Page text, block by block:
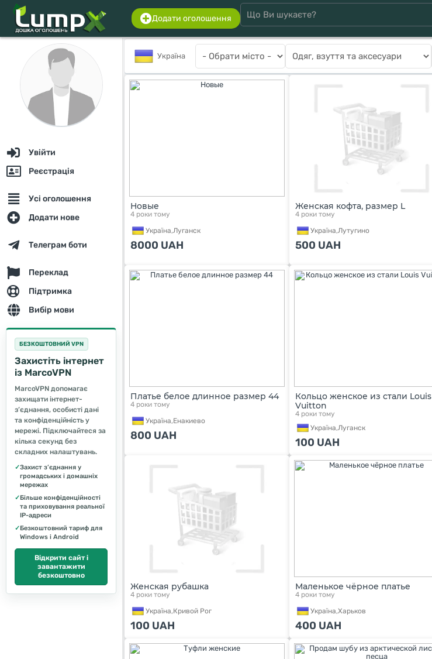
Додати оголошення
Увійти
Реєстрація
Усі оголошення
Додати нове
Телеграм боти
Переклад
Підтримка
Вибір мови
БЕЗКОШТОВНИЙ VPN
Захистіть інтернет
із MarcoVPN
MarcoVPN допомагає
захищати інтернет-
з’єднання, особисті дані
та конфіденційність у
мережі. Підключайтеся за
кілька секунд без
складних налаштувань.
✓Захист з’єднання у
громадських і домашніх
мережах
✓Більше конфіденційності
та приховування реальної
IP-адреси
✓Безкоштовний тариф для
Windows і Android
Відкрити сайт і
завантажити
безкоштовно
Україна
Новые
4 роки тому
Україна,Луганск
8000 UAH
Женская кофта, размер L
4 роки тому
Україна,Лутугино
500 UAH
Платье белое длинное размер 44
4 роки тому
Україна,Енакиево
800 UAH
Кольцо женское из стали Louis
Vuitton
4 роки тому
Україна,Луганск
100 UAH
Женская рубашка
4 роки тому
Україна,Кривой Рог
100 UAH
Маленькое чёрное платье
4 роки тому
Україна,Харьков
400 UAH